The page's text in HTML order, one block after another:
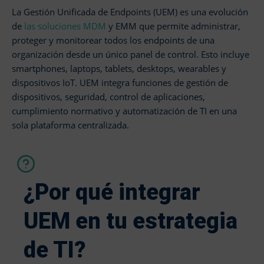
La Gestión Unificada de Endpoints (UEM) es una evolución
de las soluciones MDM y EMM que permite administrar,
proteger y monitorear todos los endpoints de una
organización desde un único panel de control. Esto incluye
smartphones, laptops, tablets, desktops, wearables y
dispositivos IoT. UEM integra funciones de gestión de
dispositivos, seguridad, control de aplicaciones,
cumplimiento normativo y automatización de TI en una
sola plataforma centralizada.
¿Por qué integrar
UEM en tu estrategia
de TI?